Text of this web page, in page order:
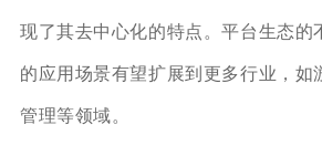
现了其去中心化的特点。平台生态的
的应用场景有望扩展到更多行业，如
管理等领域。